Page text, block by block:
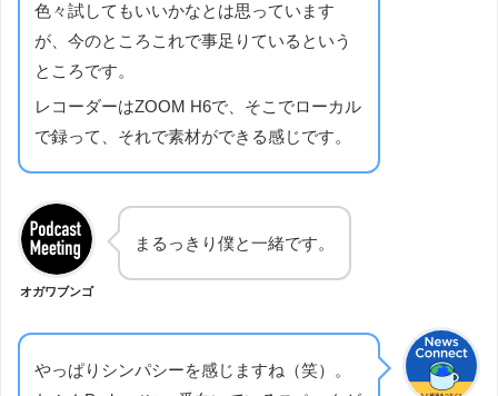
色々試してもいいかなとは思っています
が、今のところこれで事足りているという
ところです。
レコーダーはZOOM H6で、そこでローカル
で録って、それで素材ができる感じです。
オガワブンゴ
まるっきり僕と一緒です。
やっぱりシンパシーを感じますね（笑）。